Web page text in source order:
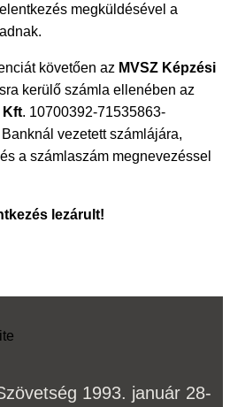
megküldésével a
követően az MVSZ Képzési
kerülő számla ellenében az
Kft. 10700392-71535863-
vezetett számlájára,
a számlaszám megnevezéssel
lezárult!
1993. január 28-